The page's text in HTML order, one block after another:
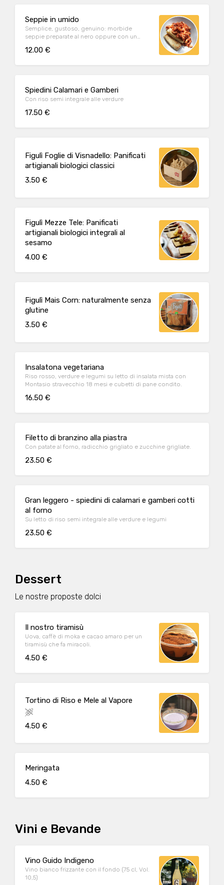
Seppie in umido
Semplice, gustoso, genuino: morbide
seppie preparate al nero oppure con un
12.00 €
Spiedini Calamari e Gamberi
Con riso semi integrale alle verdure
17.50 €
Figulì Foglie di Visnadello: Panificati
artigianali biologici classici
3.50 €
Figulì Mezze Tele: Panificati
artigianali biologici integrali al
sesamo
4.00 €
Figulì Mais Corn: naturalmente senza
glutine
3.50 €
Insalatona vegetariana
Riso rosso, verdure e legumi su letto di insalata mista con
Montasio stravecchio 18 mesi e cubetti di pane condito.
16.50 €
Filetto di branzino alla piastra
Con patate al forno, radicchio grigliato e zucchine grigliate.
23.50 €
Gran leggero - spiedini di calamari e gamberi cotti
al forno
Su letto di riso semi integrale alle verdure e legumi
23.50 €
Dessert
Le nostre proposte dolci
Il nostro tiramisù
Uova, caffè di moka e cacao amaro per un
tiramisù che fa miracoli.
4.50 €
Tortino di Riso e Mele al Vapore
4.50 €
Meringata
4.50 €
Vini e Bevande
Vino Guido Indigeno
Vino bianco frizzante con il fondo (75 cl, Vol.
10,5)